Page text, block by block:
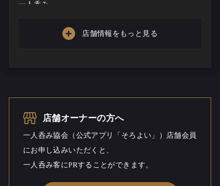
一人呑み
シーン
店舗情報をもっと見る
店舗オーナーの方へ
一人呑み協会（公式アプリ「そろよい」）店舗会員
にお申し込みいただくと、
一人呑み客にPRすることができます。